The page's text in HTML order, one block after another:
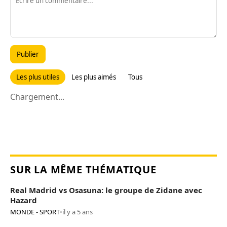
Publier
Les plus utiles Les plus aimés Tous
Chargement...
SUR LA MÊME THÉMATIQUE
Real Madrid vs Osasuna: le groupe de Zidane avec
Hazard
MONDE - SPORT•il y a 5 ans